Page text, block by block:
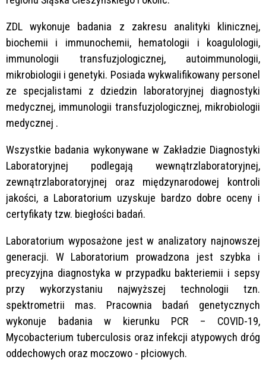
ZDL wykonuje badania z zakresu analityki klinicznej,
biochemii i immunochemii, hematologii i koagulologii,
immunologii transfuzjologicznej, autoimmunologii,
mikrobiologii i genetyki. Posiada wykwalifikowany personel
ze specjalistami z dziedzin laboratoryjnej diagnostyki
medycznej, immunologii transfuzjologicznej, mikrobiologii
medycznej .
Wszystkie badania wykonywane w Zakładzie Diagnostyki
Laboratoryjnej podlegają wewnątrzlaboratoryjnej,
zewnątrzlaboratoryjnej oraz międzynarodowej kontroli
jakości, a Laboratorium uzyskuje bardzo dobre oceny i
certyfikaty tzw. biegłości badań.
Laboratorium wyposażone jest w analizatory najnowszej
generacji. W Laboratorium prowadzona jest szybka i
precyzyjna diagnostyka w przypadku bakteriemii i sepsy
przy wykorzystaniu najwyższej technologii tzn.
spektrometrii mas. Pracownia badań genetycznych
wykonuje badania w kierunku PCR – COVID-19,
Mycobacterium tuberculosis oraz infekcji atypowych dróg
oddechowych oraz moczowo - płciowych.